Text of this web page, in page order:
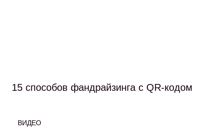
15 способов фандрайзинга с QR-кодом
ВИДЕО